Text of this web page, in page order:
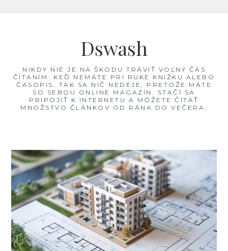
Dswash
NIKDY NIE JE NA ŠKODU TRÁVIŤ VOĽNÝ ČAS
ČÍTANÍM. KEĎ NEMÁTE PRI RUKE KNIŽKU ALEBO
ČASOPIS, TAK SA NIČ NEDEJE, PRETOŽE MÁTE
SO SEBOU ONLINE MAGAZÍN. STAČÍ SA
PRIPOJIŤ K INTERNETU A MÔŽETE ČÍTAŤ
MNOŽSTVO ČLÁNKOV OD RÁNA DO VEČERA.